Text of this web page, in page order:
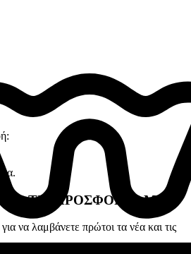
ΤΙΣ ΠΡΟΣΦΟΡΕΣ ΜΑΣ
να λαμβάνετε πρώτοι τα νέα και τις